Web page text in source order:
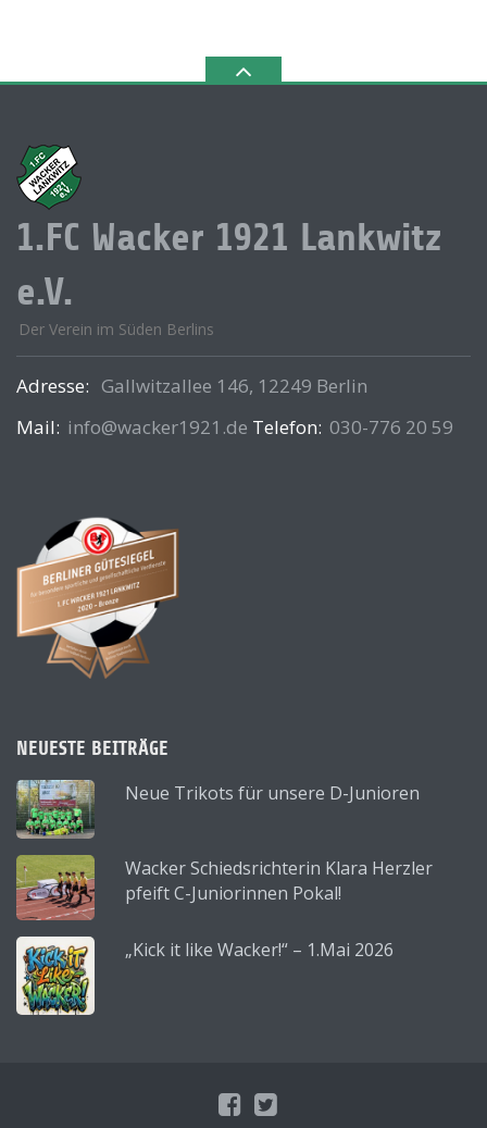
1.FC Wacker 1921 Lankwitz
e.V.
Der Verein im Süden Berlins
Adresse: Gallwitzallee 146, 12249 Berlin
Mail: info@wacker1921.de Telefon: 030-776 20 59
NEUESTE BEITRÄGE
Neue Trikots für unsere D-Junioren
Wacker Schiedsrichterin Klara Herzler
pfeift C-Juniorinnen Pokal!
„Kick it like Wacker!“ – 1.Mai 2026